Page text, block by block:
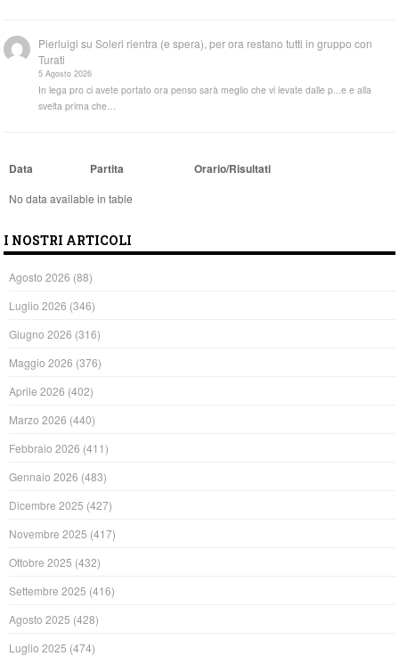
Pierluigi suSoleri rientra (e spera), per ora restano tutti in gruppo con
Turati
5 Agosto 2026
In lega pro ci avete portato ora penso sarà meglio che vi levate dalle p...e e alla
svelta prima che…
Data Partita Orario/Risultati
No data available in table
I NOSTRI ARTICOLI
Agosto 2026 (88)
Luglio 2026 (346)
Giugno 2026 (316)
Maggio 2026 (376)
Aprile 2026 (402)
Marzo 2026 (440)
Febbraio 2026 (411)
Gennaio 2026 (483)
Dicembre 2025 (427)
Novembre 2025 (417)
Ottobre 2025 (432)
Settembre 2025 (416)
Agosto 2025 (428)
Luglio 2025 (474)